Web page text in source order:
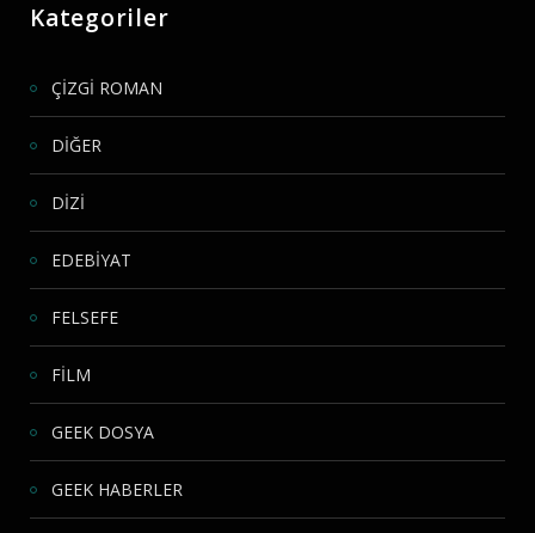
Kategoriler
ÇİZGİ ROMAN
DİĞER
DİZİ
EDEBİYAT
FELSEFE
FİLM
GEEK DOSYA
GEEK HABERLER